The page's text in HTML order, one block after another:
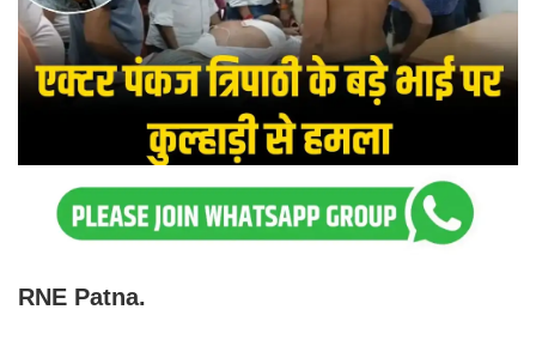
RNE Patna.